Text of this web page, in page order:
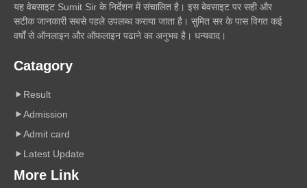
यह वेबसाइट Sumit Sir के निर्देशन में संचालित है। इस बेवसाइट पर सही और
सटीक जानकारी सबसे पहले उपलब्ध कराया जाता है। सुमित सर के पास विगत कई
वर्षों से ऑनलाइन और ऑफलाइन पढाने का अनुभव है। धन्यवाद।
Catagory
Result
Admission
Admit card
Latest Update
More Link